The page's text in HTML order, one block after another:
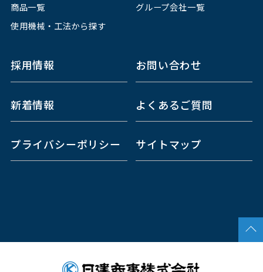
商品一覧
使用機械・工法から探す
グループ会社一覧
採用情報 お問い合わせ
新着情報 よくあるご質問
プライバシーポリシー サイトマップ